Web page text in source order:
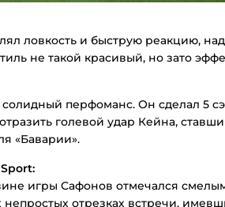
ловкость и быструю реакцию,
не такой красивый, но зато
перфоманс. Он сделал 5
голевой удар Кейна,
«Баварии».
игры Сафонов отмечался
непростых отрезках встречи,